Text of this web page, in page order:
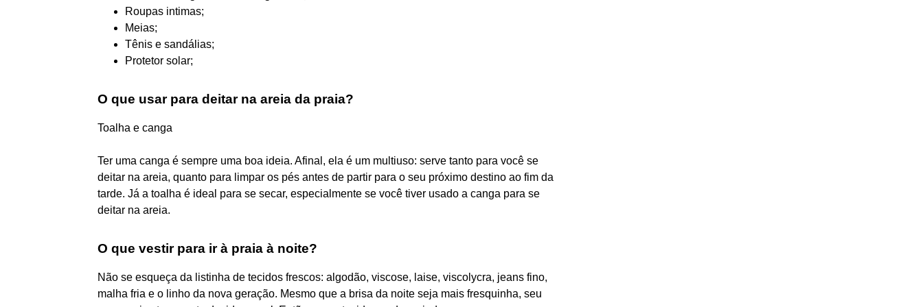
Roupas intimas;
Meias;
Tênis e sandálias;
Protetor solar;
O que usar para deitar na areia da praia?
Toalha e canga
Ter uma canga é sempre uma boa ideia. Afinal, ela é um multiuso: serve tanto para você se
deitar na areia, quanto para limpar os pés antes de partir para o seu próximo destino ao fim da
tarde. Já a toalha é ideal para se secar, especialmente se você tiver usado a canga para se
deitar na areia.
O que vestir para ir à praia à noite?
Não se esqueça da listinha de tecidos frescos: algodão, viscose, laise, viscolycra, jeans fino,
malha fria e o linho da nova geração. Mesmo que a brisa da noite seja mais fresquinha, seu